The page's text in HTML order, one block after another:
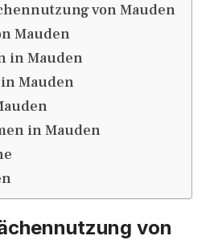
von Mauden
Mauden
in Mauden
Mauden
in Mauden
von